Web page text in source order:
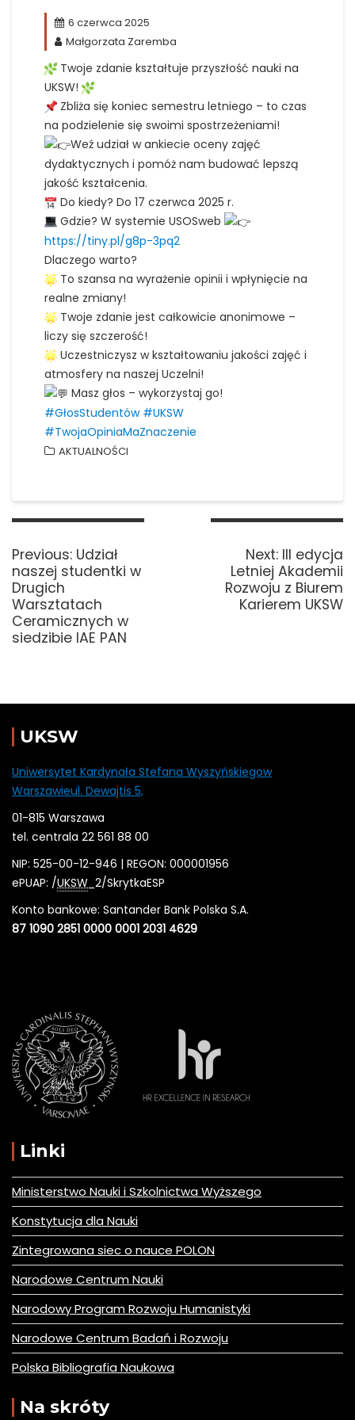
6 czerwca 2025
Małgorzata Zaremba
Twoje zdanie kształtuje przyszłość nauki na
UKSW!
Zbliża się koniec semestru letniego – to czas
na podzielenie się swoimi spostrzeżeniami!
Weź udział w ankiecie oceny zajęć
dydaktycznych i pomóż nam budować lepszą
jakość kształcenia.
Do kiedy? Do 17 czerwca 2025 r.
Gdzie? W systemie USOSweb
https://tiny.pl/g8p-3pq2
Dlaczego warto?
To szansa na wyrażenie opinii i wpłynięcie na
realne zmiany!
Twoje zdanie jest całkowicie anonimowe –
liczy się szczerość!
Uczestniczysz w kształtowaniu jakości zajęć i
atmosfery na naszej Uczelni!
Masz głos – wykorzystaj go!
#GłosStudentów #UKSW
#TwojaOpiniaMaZnaczenie
AKTUALNOŚCI
Nawigacja
Previous: Previous
post:
Udział
naszej studentki w
Drugich
Warsztatach
Ceramicznych w
siedzibie IAE PAN
Next: Next
post:
III edycja
Letniej Akademii
Rozwoju z Biurem
Karierem UKSW
UKSW
Uniwersytet Kardynała Stefana Wyszyńskiegow
Warszawieul. Dewajtis 5,
01-815 Warszawa
tel. centrala 22 561 88 00
NIP: 525-00-12-946 | REGON: 000001956
ePUAP: /UKSW _2/SkrytkaESP
Konto bankowe: Santander Bank Polska S.A.
87 1090 2851 0000 0001 2031 4629
Linki
Ministerstwo Nauki i Szkolnictwa Wyższego
Konstytucja dla Nauki
Zintegrowana siec o nauce POLON
Narodowe Centrum Nauki
Narodowy Program Rozwoju Humanistyki
Narodowe Centrum Badań i Rozwoju
Polska Bibliografia Naukowa
Na skróty